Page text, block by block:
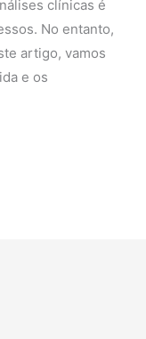
clínicas é
No entanto,
artigo, vamos
e os